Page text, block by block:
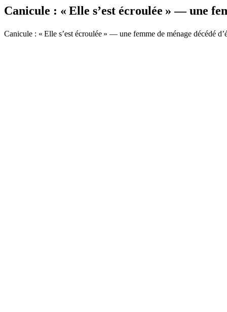
Canicule : « Elle s’est écroulée » — une
Canicule : « Elle s’est écroulée » — une femme de ménage décédé